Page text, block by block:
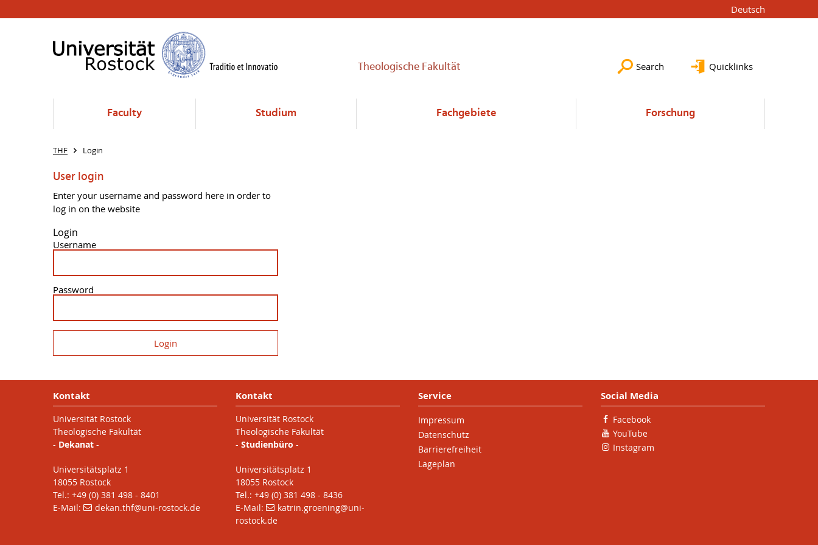
Deutsch
Theologische Fakultät Search Quicklinks
Faculty Studium Fachgebiete Forschung
THF Login
User login
Enter your username and password here in order to
log in on the website
Login
Username
Password
Kontakt
Universität Rostock
Theologische Fakultät
- Dekanat -
Universitätsplatz 1
18055 Rostock
Tel.: +49 (0) 381 498 - 8401
E-Mail:
dekan.thf@uni-rostock.de
Kontakt
Universität Rostock
Theologische Fakultät
- Studienbüro -
Universitätsplatz 1
18055 Rostock
Tel.: +49 (0) 381 498 - 8436
E-Mail:
katrin.groening@uni-
rostock.de
Service
Impressum
Datenschutz
Barrierefreiheit
Lageplan
Social Media
Facebook
YouTube
Instagram